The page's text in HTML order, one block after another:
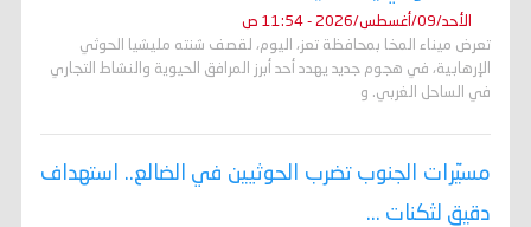
الأحد/09/أغسطس/2026 - 11:54 ص
تعرض ميناء المخا بمحافظة تعز، اليوم، لقصف شنته مليشيا الحوثي
الإرهابية، في هجوم جديد يهدد أحد أبرز المرافق الحيوية والنشاط التجاري
في الساحل الغربي. و
مسيّرات الجنوب تضرب الحوثيين في الضالع.. استهداف
دقيق لثكنات ...